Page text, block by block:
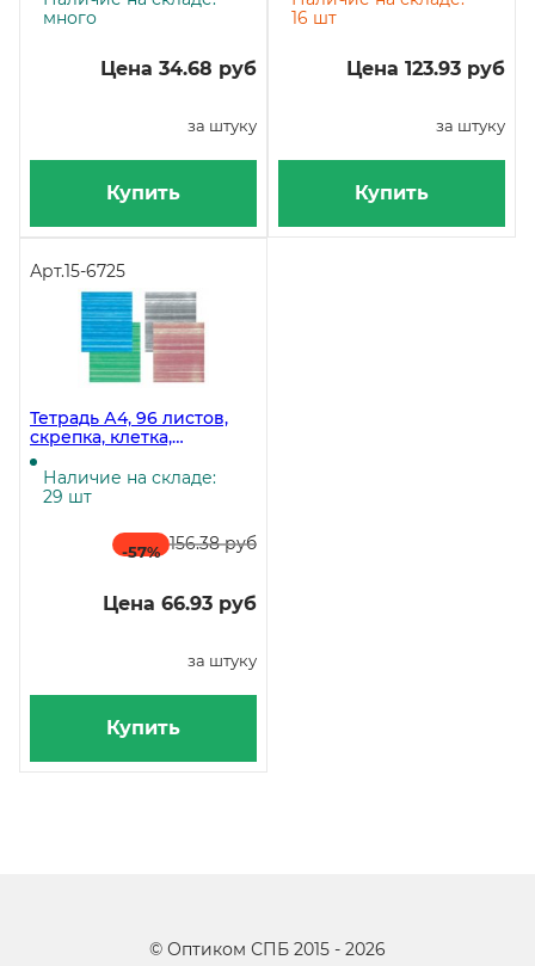
много
Цена 34.68 руб
за штуку
Купить
16 шт
Цена 123.93 руб
за штуку
Купить
Арт.15-6725
Тетрадь А4, 96 листов,
скрепка, клетка,
бумвинил
Наличие на складе:
29 шт
-57% 156.38 руб
Цена 66.93 руб
за штуку
Купить
© Оптиком СПБ 2015 - 2026